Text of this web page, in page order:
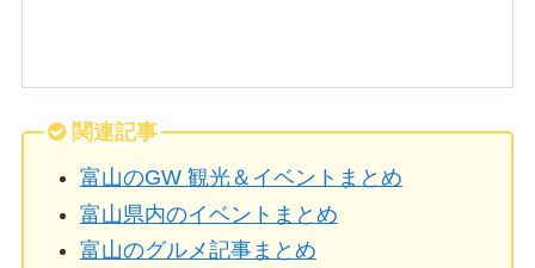
関連記事
富山のGW 観光＆イベントまとめ
富山県内のイベントまとめ
富山のグルメ記事まとめ